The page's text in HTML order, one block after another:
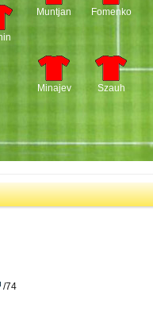
Szauh
Fomenko
Minajev
Muntjan
/74